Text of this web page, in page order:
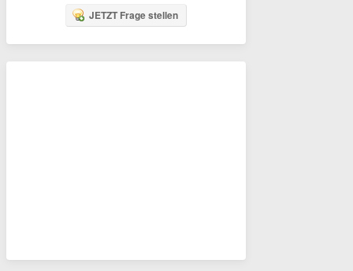
JETZT Frage stellen